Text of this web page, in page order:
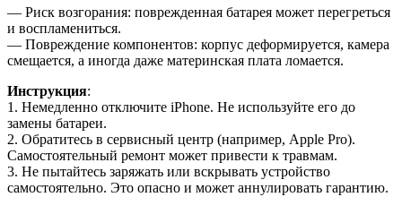
— Риск возгорания: поврежденная батарея может перегреться
и воспламениться.
— Повреждение компонентов: корпус деформируется, камера
смещается, а иногда даже материнская плата ломается.
Инструкция:
1. Немедленно отключите iPhone. Не используйте его до
замены батареи.
2. Обратитесь в сервисный центр (например, Apple Pro).
Самостоятельный ремонт может привести к травмам.
3. Не пытайтесь заряжать или вскрывать устройство
самостоятельно. Это опасно и может аннулировать гарантию.